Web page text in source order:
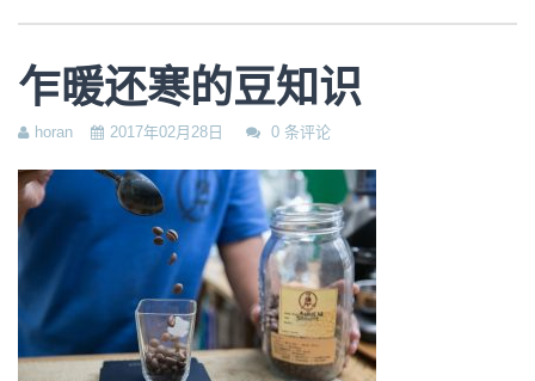
乍暖还寒的豆知识
horan 2017年02月28日 0 条评论